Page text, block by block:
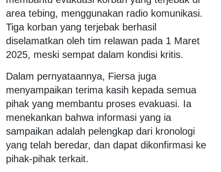
area tebing, menggunakan radio komunikasi.
Tiga korban yang terjebak berhasil
diselamatkan oleh tim relawan pada 1 Maret
2025, meski sempat dalam kondisi kritis.
Dalam pernyataannya, Fiersa juga
menyampaikan terima kasih kepada semua
pihak yang membantu proses evakuasi. Ia
menekankan bahwa informasi yang ia
sampaikan adalah pelengkap dari kronologi
yang telah beredar, dan dapat dikonfirmasi ke
pihak-pihak terkait.